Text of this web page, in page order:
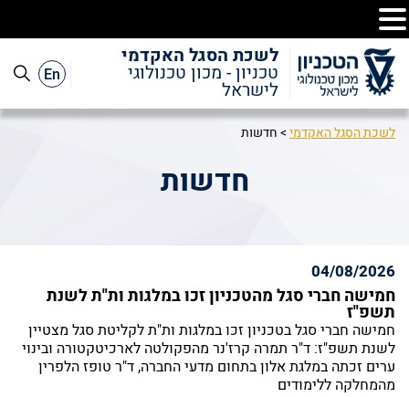
לשכת הסגל האקדמי
טכניון - מכון טכנולוגי
לישראל
En
לשכת הסגל האקדמי>חדשות
חדשות
04/08/2026
חמישה חברי סגל מהטכניון זכו במלגות ות"ת לשנת
תשפ"ז
חמישה חברי סגל בטכניון זכו במלגות ות"ת לקליטת סגל מצטיין
לשנת תשפ"ז: ד"ר תמרה קרז'נר מהפקולטה לארכיטקטורה ובינוי
ערים זכתה במלגת אלון בתחום מדעי החברה, ד"ר טופז הלפרין
מהמחלקה ללימודים